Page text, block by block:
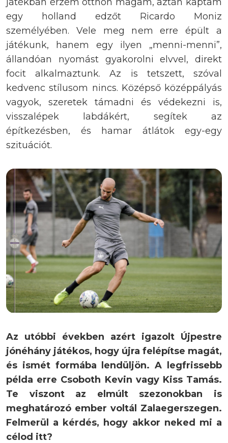
egy holland edzőt Ricardo Moniz
személyében. Vele meg nem erre épült a
játékunk, hanem egy ilyen „menni-menni”,
állandóan nyomást gyakorolni elvvel, direkt
focit alkalmaztunk. Az is tetszett, szóval
kedvenc stílusom nincs. Középső középpályás
vagyok, szeretek támadni és védekezni is,
visszalépek labdákért, segítek az
építkezésben, és hamar átlátok egy-egy
szituációt.
Az utóbbi években azért igazolt Újpestre
jónéhány játékos, hogy újra felépítse magát,
és ismét formába lendüljön. A legfrissebb
példa erre Csoboth Kevin vagy Kiss Tamás.
Te viszont az elmúlt szezonokban is
meghatározó ember voltál Zalaegerszegen.
Felmerül a kérdés, hogy akkor neked mi a
célod itt?